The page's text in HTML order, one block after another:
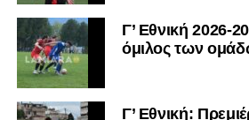
ποδοσφαιρική του διαδρομή από
Τον καλωσορίζουμε στην οικογένεια
Γ’ Εθνική 2026-
όμιλος των
Γ’ Εθνική: